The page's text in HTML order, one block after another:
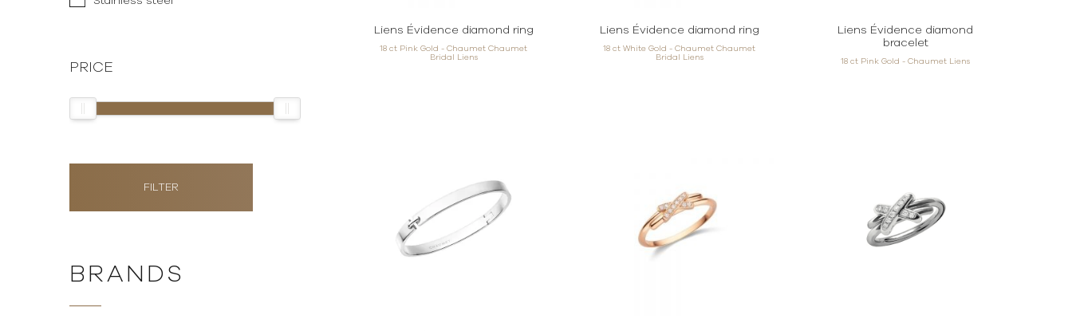
Liens Évidence diamond ring
18 ct Pink Gold - Chaumet Chaumet
Bridal Liens
Liens Évidence diamond ring
18 ct White Gold - Chaumet Chaumet
Bridal Liens
Liens Évidence diamond
bracelet
18 ct Pink Gold - Chaumet Liens
PRICE
FILTER
BRANDS